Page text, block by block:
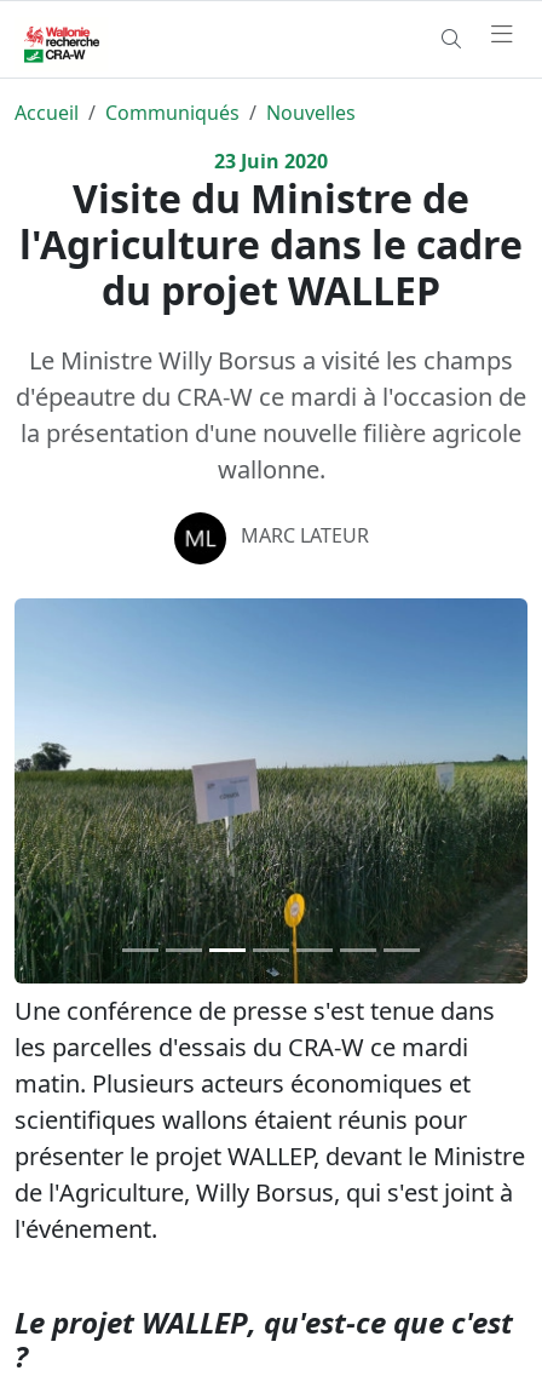
Accueil Communiqués
Nouvelles
23 Juin 2020
Visite du Ministre de
l'Agriculture dans le cadre
du projet WALLEP
Le Ministre Willy Borsus a visité les champs
d'épeautre du CRA-W ce mardi à l'occasion de
la présentation d'une nouvelle filière agricole
wallonne.
MARC LATEUR
Précédent
Une conférence de presse s'est tenue dans
les parcelles d'essais du CRA-W ce mardi
matin. Plusieurs acteurs économiques et
scientifiques wallons étaient réunis pour
présenter le projet WALLEP, devant le Ministre
de l'Agriculture, Willy Borsus, qui s'est joint à
l'événement.
Le projet WALLEP, qu'est-ce que c'est
?